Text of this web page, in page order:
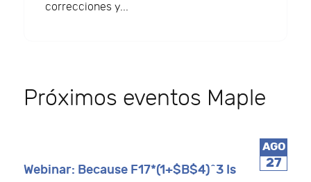
correcciones y...
Próximos eventos Maple
AGO
27
Webinar: Because F17*(1+$B$4)^3 Is